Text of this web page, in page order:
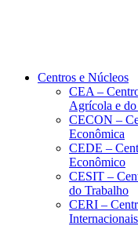
Centros e Núcleos
CEA –
Agrícola e
CECON –
Econômica
CEDE –
Econômico
CESIT –
do Trabalho
CERI –
Internacionais